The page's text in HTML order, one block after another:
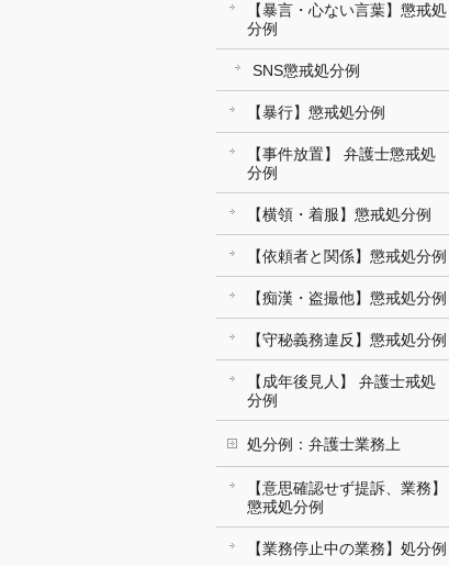
【暴言・心ない言葉】懲戒処
分例
SNS懲戒処分例
【暴行】懲戒処分例
【事件放置】 弁護士懲戒処
分例
【横領・着服】懲戒処分例
【依頼者と関係】懲戒処分例
【痴漢・盗撮他】懲戒処分例
【守秘義務違反】懲戒処分例
【成年後見人】 弁護士戒処
分例
処分例：弁護士業務上
【意思確認せず提訴、業務】
懲戒処分例
【業務停止中の業務】処分例